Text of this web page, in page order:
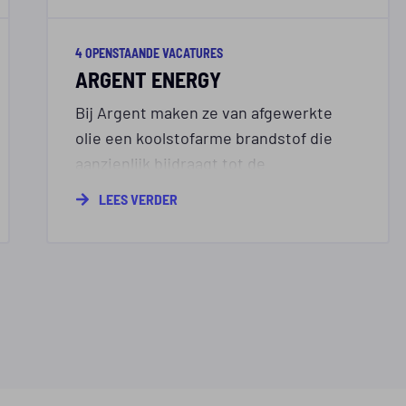
4 OPENSTAANDE VACATURES
ARGENT ENERGY
Bij Argent maken ze van afgewerkte
olie een koolstofarme brandstof die
aanzienlijk bijdraagt tot de
vermindering van de CO2-uitstoot van
transport.
LEES VERDER